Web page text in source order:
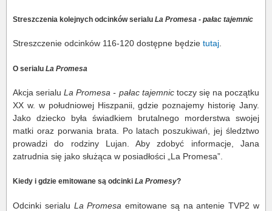
Streszczenia kolejnych odcinków serialu La Promesa - pałac tajemnic
Streszczenie odcinków 116-120 dostępne będzie tutaj.
O serialu La Promesa
Akcja serialuLa Promesa - pałac tajemnictoczy się na początku
XX w. w południowej Hiszpanii, gdzie poznajemy historię Jany.
Jako dziecko była świadkiem brutalnego morderstwa swojej
matki oraz porwania brata. Po latach poszukiwań, jej śledztwo
prowadzi do rodziny Lujan. Aby zdobyć informacje, Jana
zatrudnia się jako służąca w posiadłości „La Promesa”.
Kiedy i gdzie emitowane są odcinki La Promesy?
Odcinki serialu La Promesa emitowane są na antenie TVP2 w